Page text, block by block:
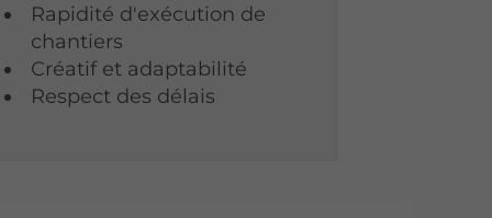
Rapidité d'exécution de
chantiers
Créatif et adaptabilité
Respect des délais